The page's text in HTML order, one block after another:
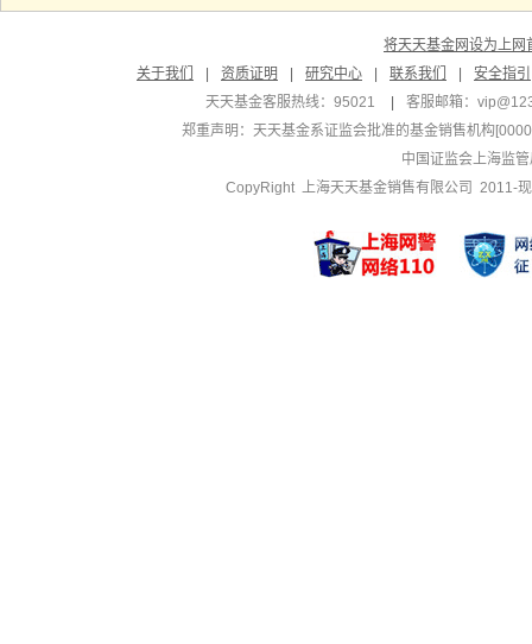
将天天基金网设为上网
关于我们
资质证明 研究中心 联系我们
安全指引
天天基金客服热线：95021
客服邮箱：
郑重声明：天天基金系证监会批准的基金销售机构
中国证监会上海监
CopyRight 上海天天基金销售有限公司 2011-